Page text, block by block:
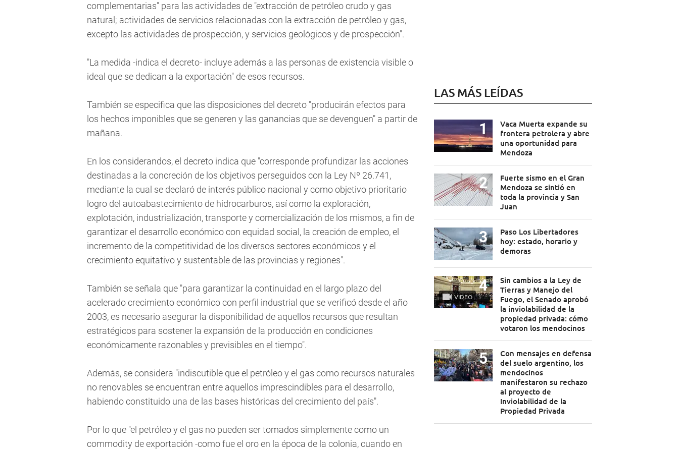
complementarias" para las actividades de "extracción de petróleo crudo y gas
natural; actividades de servicios relacionadas con la extracción de petróleo y gas,
excepto las actividades de prospección, y servicios geológicos y de prospección".
"La medida -indica el decreto- incluye además a las personas de existencia visible o
ideal que se dedican a la exportación" de esos recursos.
También se especifica que las disposiciones del decreto "producirán efectos para
los hechos imponibles que se generen y las ganancias que se devenguen" a partir de
mañana.
En los considerandos, el decreto indica que "corresponde profundizar las acciones
destinadas a la concreción de los objetivos perseguidos con la Ley Nº 26.741,
mediante la cual se declaró de interés público nacional y como objetivo prioritario
logro del autoabastecimiento de hidrocarburos, así como la exploración,
explotación, industrialización, transporte y comercialización de los mismos, a fin de
garantizar el desarrollo económico con equidad social, la creación de empleo, el
incremento de la competitividad de los diversos sectores económicos y el
crecimiento equitativo y sustentable de las provincias y regiones".
También se señala que "para garantizar la continuidad en el largo plazo del
acelerado crecimiento económico con perfil industrial que se verificó desde el año
2003, es necesario asegurar la disponibilidad de aquellos recursos que resultan
estratégicos para sostener la expansión de la producción en condiciones
económicamente razonables y previsibles en el tiempo".
Además, se considera "indiscutible que el petróleo y el gas como recursos naturales
no renovables se encuentran entre aquellos imprescindibles para el desarrollo,
habiendo constituido una de las bases históricas del crecimiento del país".
Por lo que "el petróleo y el gas no pueden ser tomados simplemente como un
commodity de exportación -como fue el oro en la época de la colonia, cuando en
LAS MÁS LEÍDAS
Vaca Muerta expande su
frontera petrolera y abre
una oportunidad para
Mendoza
Fuerte sismo en el Gran
Mendoza se sintió en
toda la provincia y San
Juan
Paso Los Libertadores
hoy: estado, horario y
demoras
VIDEO
Sin cambios a la Ley de
Tierras y Manejo del
Fuego, el Senado aprobó
la inviolabilidad de la
propiedad privada: cómo
votaron los mendocinos
Con mensajes en defensa
del suelo argentino, los
mendocinos
manifestaron su rechazo
al proyecto de
Inviolabilidad de la
Propiedad Privada